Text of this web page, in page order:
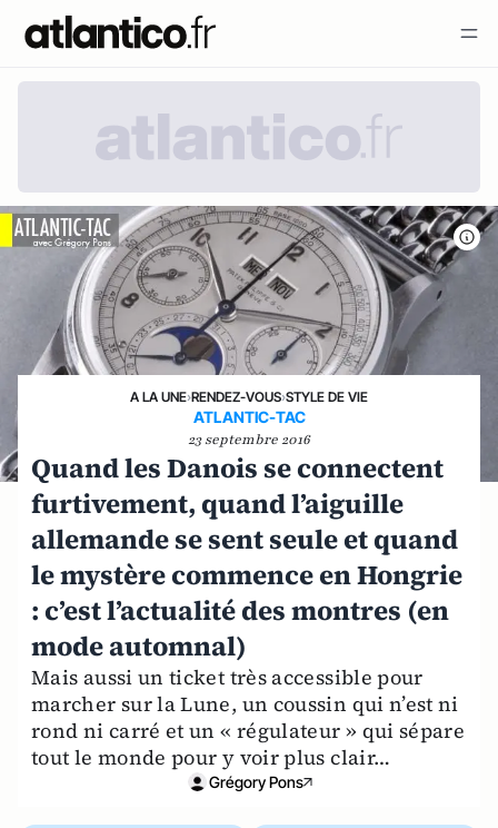
A LA UNE›RENDEZ-VOUS›STYLE DE VIE
ATLANTIC-TAC
23 septembre 2016
Quand les Danois se connectent
furtivement, quand l’aiguille
allemande se sent seule et quand
le mystère commence en Hongrie
: c’est l’actualité des montres (en
mode automnal)
Mais aussi un ticket très accessible pour
marcher sur la Lune, un coussin qui n’est ni
rond ni carré et un « régulateur » qui sépare
tout le monde pour y voir plus clair…
Grégory Pons